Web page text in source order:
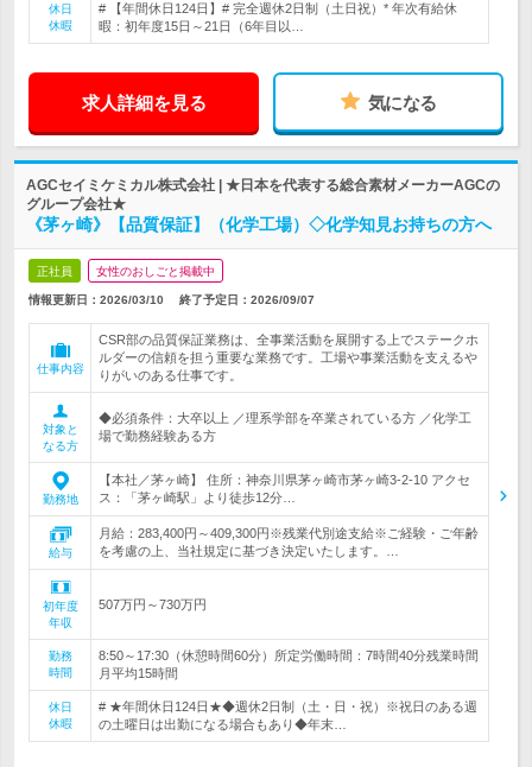
休日
休暇
# 【年間休日124日】# 完全週休2日制（土日祝）* 年次有給休
暇：初年度15日～21日（6年目以…
求人詳細を見る 気になる
AGCセイミケミカル株式会社 | ★日本を代表する総合素材メーカーAGCの
グループ会社★
《茅ヶ崎》【品質保証】（化学工場）◇化学知見お持ちの方へ
正社員 女性のおしごと掲載中
情報更新日：2026/03/10 終了予定日： 2026/09/07
仕事内容
CSR部の品質保証業務は、全事業活動を展開する上でステークホ
ルダーの信頼を担う重要な業務です。工場や事業活動を支えるや
りがいのある仕事です。
対象と
なる方
◆必須条件：大卒以上 ／理系学部を卒業されている方 ／化学工
場で勤務経験ある方
勤務地
【本社／茅ヶ崎】 住所：神奈川県茅ヶ崎市茅ヶ崎3-2-10 アクセ
ス：「茅ヶ崎駅」より徒歩12分…
給与
月給：283,400円～409,300円※残業代別途支給※ご経験・ご年齢
を考慮の上、当社規定に基づき決定いたします。…
初年度
年収
507万円～730万円
勤務
時間
8:50～17:30（休憩時間60分）所定労働時間：7時間40分残業時間
月平均15時間
休日
休暇
# ★年間休日124日★◆週休2日制（土・日・祝）※祝日のある週
の土曜日は出勤になる場合もあり◆年末…